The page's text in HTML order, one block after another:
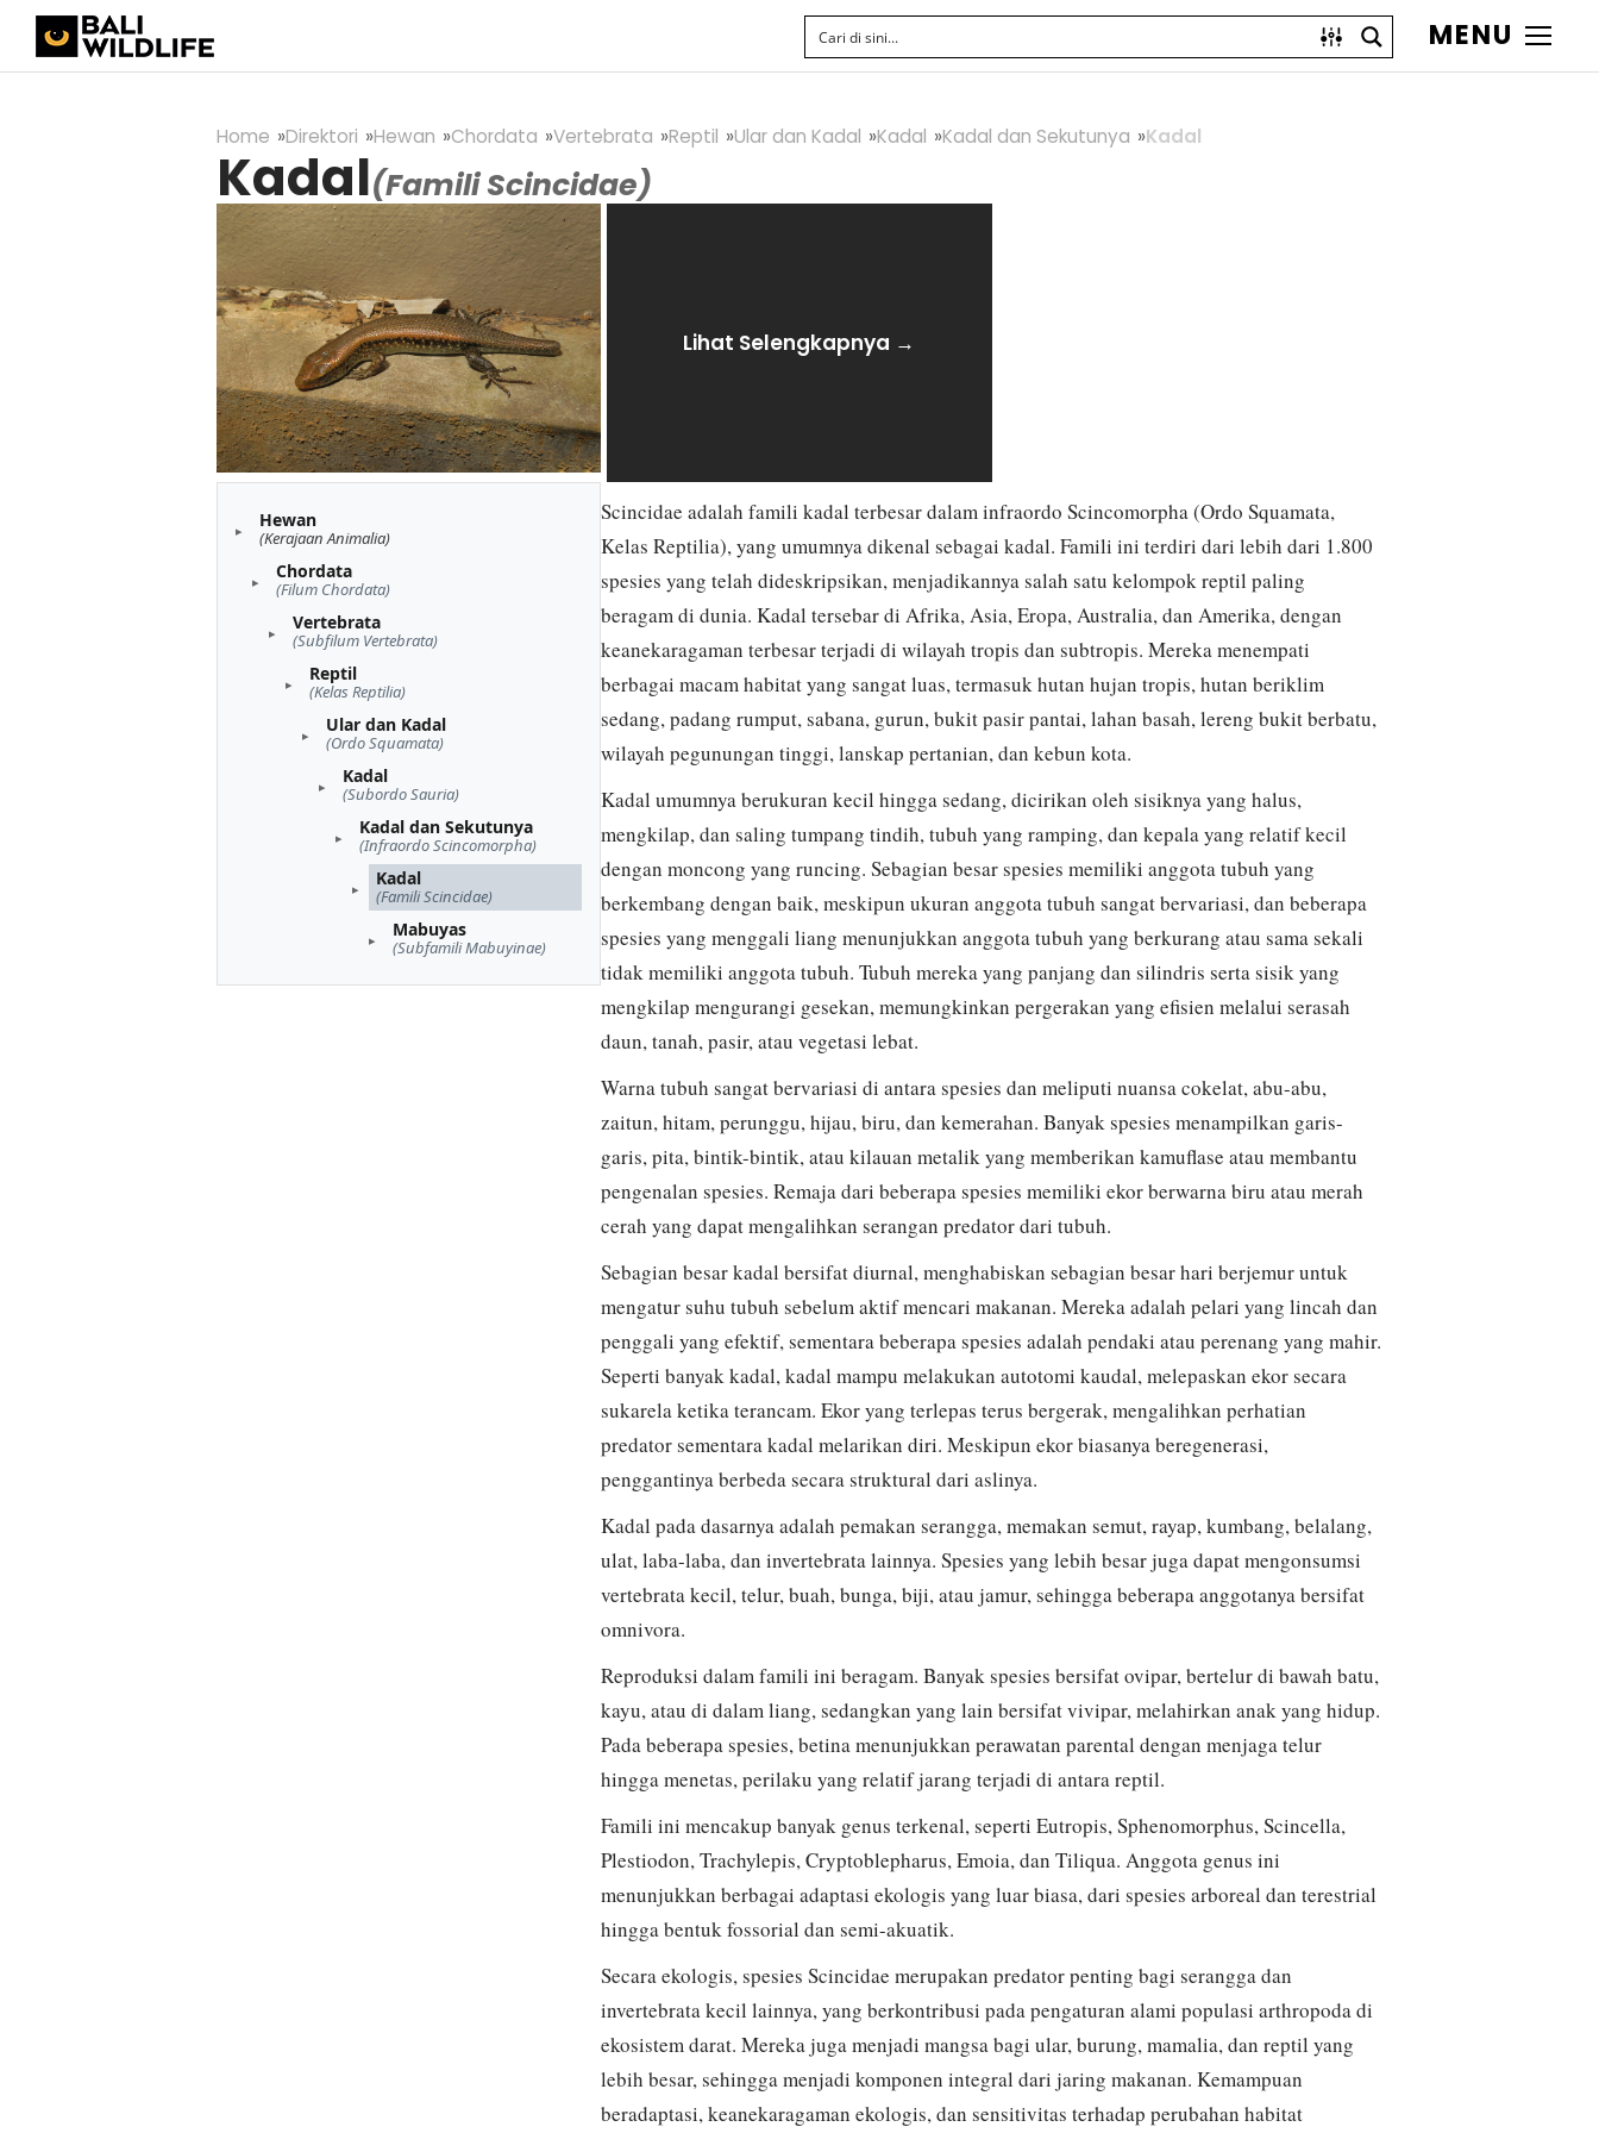
MENU
Home Direktori Hewan Chordata Vertebrata Reptil Ular dan Kadal Kadal Kadal dan Sekutunya Kadal
Kadal(Famili Scincidae)
Lihat Selengkapnya →
Hewan
(Kerajaan Animalia)
Chordata
(Filum Chordata)
Vertebrata
(Subfilum Vertebrata)
Reptil
(Kelas Reptilia)
Ular dan Kadal
(Ordo Squamata)
Kadal
(Subordo Sauria)
Kadal dan Sekutunya
(Infraordo Scincomorpha)
Kadal
(Famili Scincidae)
Mabuyas
(Subfamili Mabuyinae)
Scincidae adalah famili kadal terbesar dalam infraordo Scincomorpha (Ordo Squamata,
Kelas Reptilia), yang umumnya dikenal sebagai kadal. Famili ini terdiri dari lebih dari 1.800
spesies yang telah dideskripsikan, menjadikannya salah satu kelompok reptil paling
beragam di dunia. Kadal tersebar di Afrika, Asia, Eropa, Australia, dan Amerika, dengan
keanekaragaman terbesar terjadi di wilayah tropis dan subtropis. Mereka menempati
berbagai macam habitat yang sangat luas, termasuk hutan hujan tropis, hutan beriklim
sedang, padang rumput, sabana, gurun, bukit pasir pantai, lahan basah, lereng bukit berbatu,
wilayah pegunungan tinggi, lanskap pertanian, dan kebun kota.
Kadal umumnya berukuran kecil hingga sedang, dicirikan oleh sisiknya yang halus,
mengkilap, dan saling tumpang tindih, tubuh yang ramping, dan kepala yang relatif kecil
dengan moncong yang runcing. Sebagian besar spesies memiliki anggota tubuh yang
berkembang dengan baik, meskipun ukuran anggota tubuh sangat bervariasi, dan beberapa
spesies yang menggali liang menunjukkan anggota tubuh yang berkurang atau sama sekali
tidak memiliki anggota tubuh. Tubuh mereka yang panjang dan silindris serta sisik yang
mengkilap mengurangi gesekan, memungkinkan pergerakan yang efisien melalui serasah
daun, tanah, pasir, atau vegetasi lebat.
Warna tubuh sangat bervariasi di antara spesies dan meliputi nuansa cokelat, abu-abu,
zaitun, hitam, perunggu, hijau, biru, dan kemerahan. Banyak spesies menampilkan garis-
garis, pita, bintik-bintik, atau kilauan metalik yang memberikan kamuflase atau membantu
pengenalan spesies. Remaja dari beberapa spesies memiliki ekor berwarna biru atau merah
cerah yang dapat mengalihkan serangan predator dari tubuh.
Sebagian besar kadal bersifat diurnal, menghabiskan sebagian besar hari berjemur untuk
mengatur suhu tubuh sebelum aktif mencari makanan. Mereka adalah pelari yang lincah dan
penggali yang efektif, sementara beberapa spesies adalah pendaki atau perenang yang mahir.
Seperti banyak kadal, kadal mampu melakukan autotomi kaudal, melepaskan ekor secara
sukarela ketika terancam. Ekor yang terlepas terus bergerak, mengalihkan perhatian
predator sementara kadal melarikan diri. Meskipun ekor biasanya beregenerasi,
penggantinya berbeda secara struktural dari aslinya.
Kadal pada dasarnya adalah pemakan serangga, memakan semut, rayap, kumbang, belalang,
ulat, laba-laba, dan invertebrata lainnya. Spesies yang lebih besar juga dapat mengonsumsi
vertebrata kecil, telur, buah, bunga, biji, atau jamur, sehingga beberapa anggotanya bersifat
omnivora.
Reproduksi dalam famili ini beragam. Banyak spesies bersifat ovipar, bertelur di bawah batu,
kayu, atau di dalam liang, sedangkan yang lain bersifat vivipar, melahirkan anak yang hidup.
Pada beberapa spesies, betina menunjukkan perawatan parental dengan menjaga telur
hingga menetas, perilaku yang relatif jarang terjadi di antara reptil.
Famili ini mencakup banyak genus terkenal, seperti Eutropis, Sphenomorphus, Scincella,
Plestiodon, Trachylepis, Cryptoblepharus, Emoia, dan Tiliqua. Anggota genus ini
menunjukkan berbagai adaptasi ekologis yang luar biasa, dari spesies arboreal dan terestrial
hingga bentuk fossorial dan semi-akuatik.
Secara ekologis, spesies Scincidae merupakan predator penting bagi serangga dan
invertebrata kecil lainnya, yang berkontribusi pada pengaturan alami populasi arthropoda di
ekosistem darat. Mereka juga menjadi mangsa bagi ular, burung, mamalia, dan reptil yang
lebih besar, sehingga menjadi komponen integral dari jaring makanan. Kemampuan
beradaptasi, keanekaragaman ekologis, dan sensitivitas terhadap perubahan habitat